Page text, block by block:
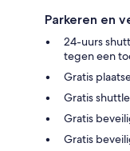
Parkeren en
24-uurs
tegen een
Gratis
Gratis
Gratis
Gratis